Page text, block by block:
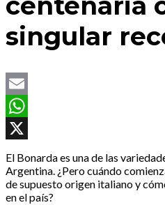
singular
Email
WhatsApp
El Bonarda es una de las
Argentina. ¿Pero cuándo
de supuesto origen italiano y
en el país?